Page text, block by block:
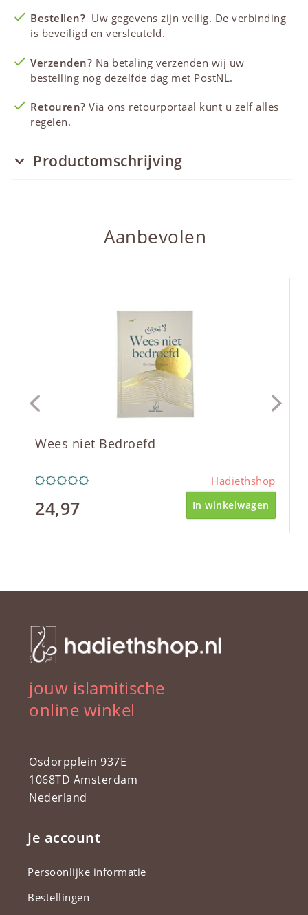
Bestellen? Uw gegevens zijn veilig. De verbinding
is beveiligd en versleuteld.
Verzenden? Na betaling verzenden wij uw
bestelling nog dezelfde dag met PostNL.
Retouren? Via ons retourportaal kunt u zelf alles
regelen.
Productomschrijving
Aanbevolen
Wees niet Bedroefd
Hadiethshop
24,97 In winkelwagen
jouw islamitische
online winkel
Osdorpplein 937E
1068TD Amsterdam
Nederland
Je account
Persoonlijke informatie
Bestellingen